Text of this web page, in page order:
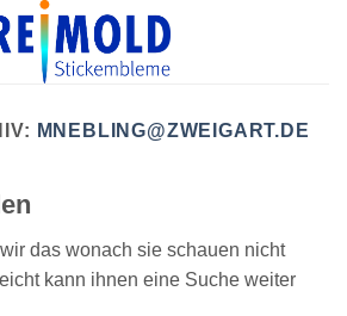
MNEBLING@ZWEIGART.DE
das wonach sie schauen nicht
kann ihnen eine Suche weiter